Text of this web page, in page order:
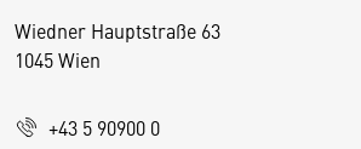
Wiedner Hauptstraße 63
1045 Wien
+43 5 90900 0
D
s